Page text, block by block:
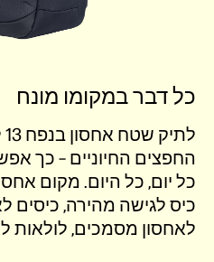
כל דבר במקומו מונח
החפצים החיוניים – כך
כל יום, כל היום. מקום
כיס לגישה מהירה, כיסים
לאחסון מסמכים, לולאות